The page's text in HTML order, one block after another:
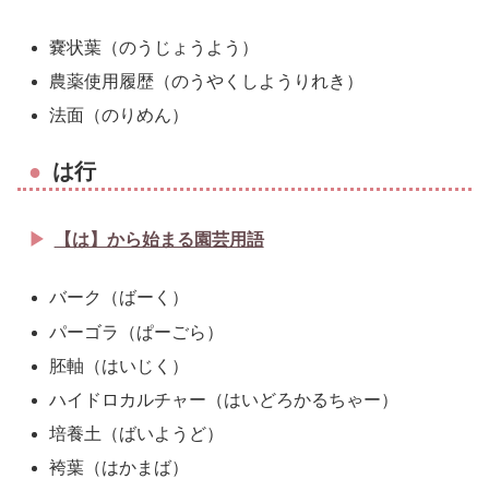
嚢状葉（のうじょうよう）
農薬使用履歴（のうやくしようりれき）
法面（のりめん）
は行
【は】から始まる園芸用語
バーク（ばーく）
パーゴラ（ぱーごら）
胚軸（はいじく）
ハイドロカルチャー（はいどろかるちゃー）
培養土（ばいようど）
袴葉（はかまば）